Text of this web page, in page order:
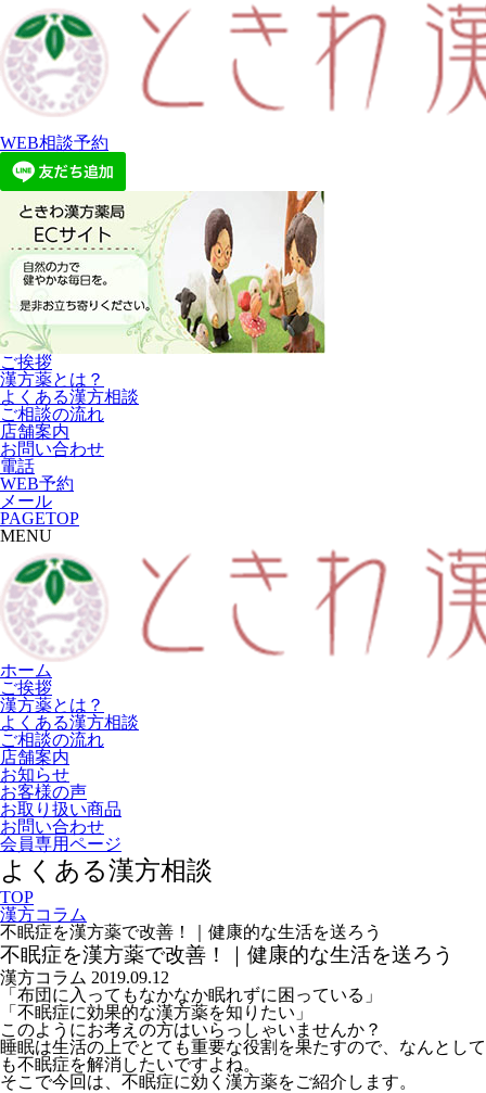
WEB相談予約
ご挨拶
漢方薬とは？
よくある漢方相談
ご相談の流れ
店舗案内
お問い合わせ
電話
WEB予約
メール
PAGETOP
MENU
ホーム
ご挨拶
漢方薬とは？
よくある漢方相談
ご相談の流れ
店舗案内
お知らせ
お客様の声
お取り扱い商品
お問い合わせ
会員専用ページ
よくある漢方相談
TOP
漢方コラム
不眠症を漢方薬で改善！｜健康的な生活を送ろう
不眠症を漢方薬で改善！｜健康的な生活を送ろう
漢方コラム 2019.09.12
「布団に入ってもなかなか眠れずに困っている」
「不眠症に効果的な漢方薬を知りたい」
このようにお考えの方はいらっしゃいませんか？
睡眠は生活の上でとても重要な役割を果たすので、なんとして
も不眠症を解消したいですよね。
そこで今回は、不眠症に効く漢方薬をご紹介します。